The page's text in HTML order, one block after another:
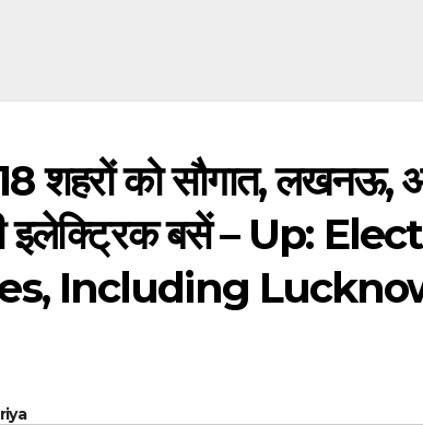
शहरों को सौगात, लखनऊ,
इलेक्ट्रिक बसें – Up:
Including